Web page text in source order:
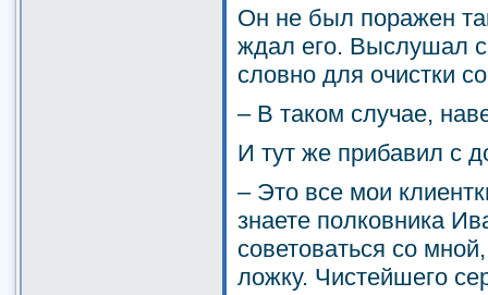
Он не был поражен
ждал его. Выслушал
словно для очистки
– В таком случае,
И тут же прибавил с
– Это все мои
знаете полковника
советоваться со
ложку. Чистейшего